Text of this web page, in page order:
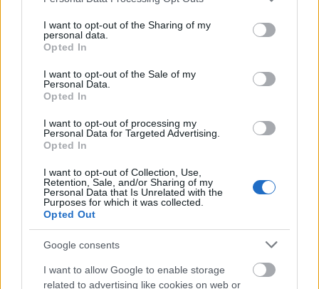
not limited to your visit or usage behaviour. You may click to
grant or deny consent to Google and its third-party tags to
use your data for below specified purposes in below Google
consent section.
I want to opt-out of the Sharing of my
personal data.
Opted In
I want to opt-out of the Sale of my
Personal Data.
Opted In
I want to opt-out of processing my
Personal Data for Targeted Advertising.
Opted In
I want to opt-out of Collection, Use,
Retention, Sale, and/or Sharing of my
Personal Data that Is Unrelated with the
Purposes for which it was collected.
Opted Out
Google consents
I want to allow Google to enable storage
related to advertising like cookies on web or
εντός δύο ημερών από την αγορά τους
συστήνεται η αποθήκευσή τους στη συντήρηση
σε διάστημα μεγαλύτερο των δύο ημερών
συστήνεται η αποθήκευσή τους στην κατάψυξη
αφού τοποθετηθούν σε σακούλες τροφίμων.
ΑΣΕΠ: Πιστοποίηση Αγγλικών σε
μόνο 2 ημέρες στα χέρια σας